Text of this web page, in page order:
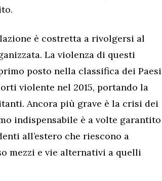
è costretta a rivolgersi al
La violenza di questi
posto nella classifica dei Paesi
violente nel 2015, portando la
Ancora più grave è la crisi dei
indispensabile è a volte garantito
all’estero che riescono a
mezzi e vie alternativi a quelli